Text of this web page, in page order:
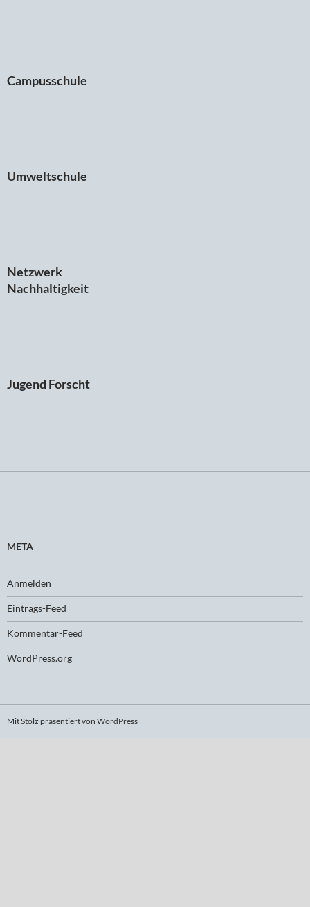
Campusschule
Umweltschule
Netzwerk
Nachhaltigkeit
Jugend Forscht
META
Anmelden
Eintrags-Feed
Kommentar-Feed
WordPress.org
Mit Stolz präsentiert von WordPress